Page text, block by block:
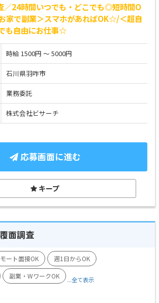
／24時間いつでも・どこでも◎短時間O
家で副業＞スマホがあればOK☆/＜超自
も自由にお仕事☆
時給 1500円 ～ 5000円
石川県羽咋市
業務委託
株式会社ビサーチ
応募画面に進む
キープ
面調査
ート面接OK
週1日からOK
副業・WワークOK ...全て表示